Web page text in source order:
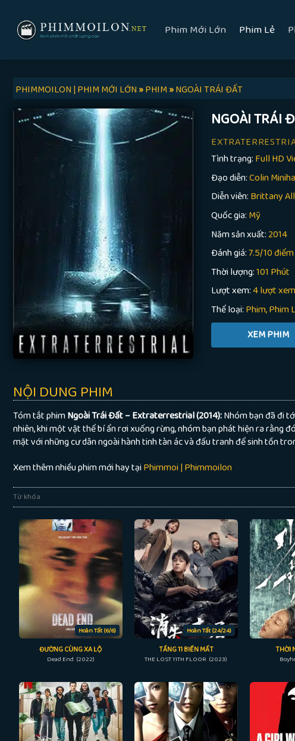
content
Phim Mới Lớn Phim Lẻ
PHIMMOILON | PHIM MỚI LỚN »PHIM»NGOÀI TRÁI ĐẤT
NGOÀI TRÁI
Tình trạng: Full HD
Đạo diễn:Colin
Diễn viên: Brittany
Quốc gia: Mỹ
Năm sản xuất: 2014
Đánh giá:7.5/10 điểm
Thời lượng:101 Phút
Lượt xem:4 lượt xem
Thể loại: Phim Phim
NỘI DUNG PHIM
Tóm tắt phimNgoài Trái Đất – Extraterrestrial (2014):Nhóm bạn đã đi
nhiên, khi một vật thể bí ẩn rơi xuống rừng, nhóm bạn phát hiện ra rằng
mặt với những cư dân ngoài hành tinh tàn ác và đấu tranh để sinh tồn
Xem thêm nhiều phim mới hay tạiPhimmoi | Phimmoilon
Từ khóa
Hoàn Tất (6/6)
ĐƯỜNG CÙNG XA LỘ
Dead End (2022)
Hoàn Tất (24/24)
TẦNG 11 BIẾN MẤT
THE LOST 11TH FLOOR (2023)
THỜI